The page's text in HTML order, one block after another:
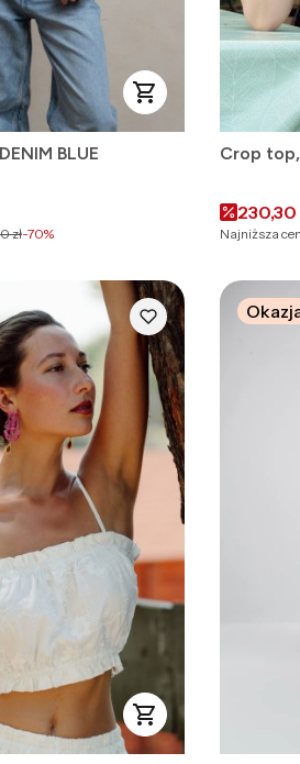
BLUE
zł-70%
Crop top,
Cena
230,30
Najniższa